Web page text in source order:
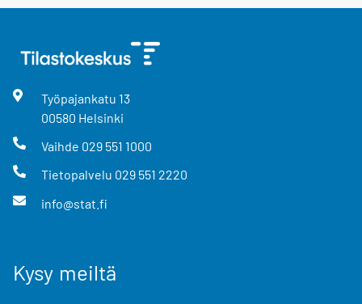
Työpajankatu 13
00580 Helsinki
Vaihde 029 551 1000
Tietopalvelu 029 551 2220
info@stat.fi
Kysy meiltä